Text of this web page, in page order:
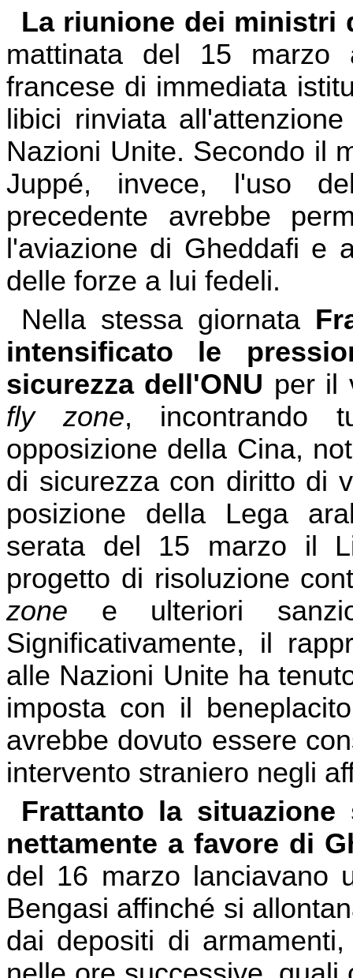
La riunione dei ministri
mattinata del 15
francese di immediata
libici rinviata
Nazioni Unite. Secondo il
Juppé, invece, l'uso
precedente avrebbe
l'aviazione di Gheddafi e
delle forze a lui fedeli.
Nella stessa giornata
intensificato le
sicurezza dell'ONU per il
fly zone, incontrando
opposizione della Cina,
di sicurezza con diritto di
posizione della Lega
serata del 15 marzo il
progetto di risoluzione
zone e ulteriori
Significativamente, il
alle Nazioni Unite ha
imposta con il
avrebbe dovuto essere
intervento straniero negli
Frattanto la
nettamente a favore di
del 16 marzo lanciavano
Bengasi affinché si
dai depositi di